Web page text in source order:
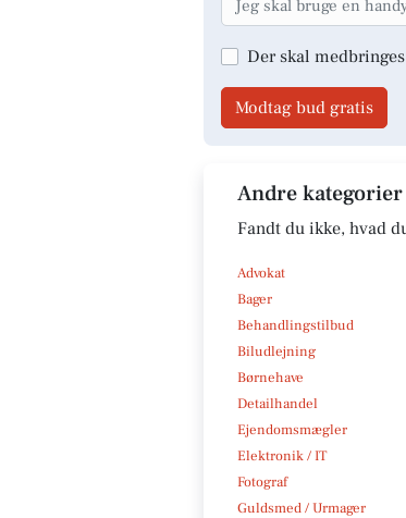
Der skal
Modtag bud gratis
Andre kategorier
Fandt du ikke, hvad
Advokat
Bager
Behandlingstilbud
Biludlejning
Børnehave
Detailhandel
Ejendomsmægler
Elektronik / IT
Fotograf
Guldsmed / Urmager